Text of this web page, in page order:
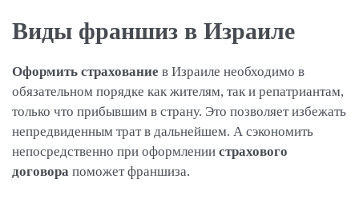
Виды франшиз в Израиле
Оформить страхование в Израиле необходимо в
обязательном порядке как жителям, так и репатриантам,
только что прибывшим в страну. Это позволяет избежать
непредвиденным трат в дальнейшем. А сэкономить
непосредственно при оформлении страхового
договора поможет франшиза.